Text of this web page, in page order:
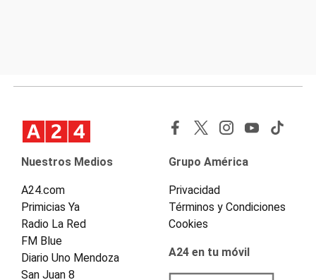
Nuestros Medios
A24.com
Primicias Ya
Radio La Red
FM Blue
Diario Uno Mendoza
San Juan 8
Grupo América
Privacidad
Términos y Condiciones
Cookies
A24 en tu móvil